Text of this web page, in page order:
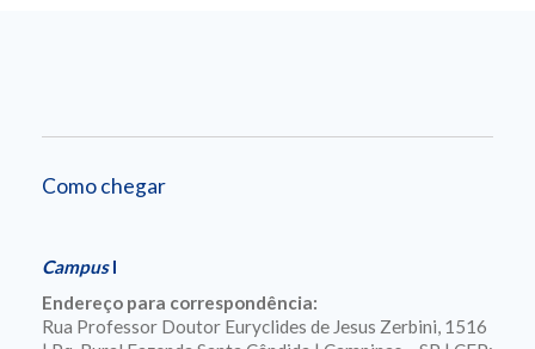
Como chegar
CampusI
Endereço para correspondência:
Rua Professor Doutor Euryclides de Jesus Zerbini, 1516